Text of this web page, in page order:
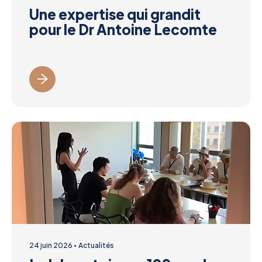
Une expertise qui grandit
pour le Dr Antoine Lecomte
24 juin 2026 Actualités